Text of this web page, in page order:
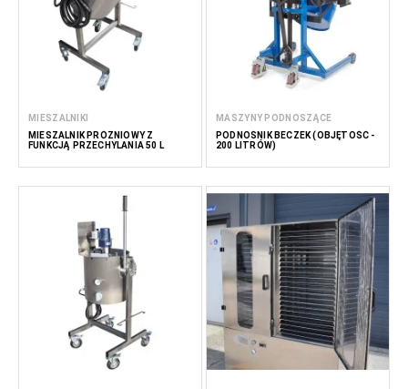
MIESZALNIKI
MIESZALNIK PRÓŻNIOWY Z
FUNKCJĄ PRZECHYLANIA 50 L
MASZYNY PODNOSZĄCE
PODNOŚNIK BECZEK (OBJĘTOŚĆ -
200 LITRÓW)